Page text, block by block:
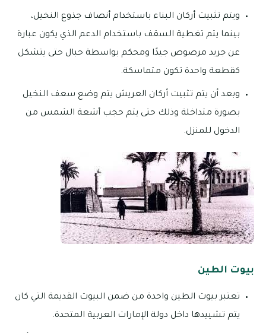
ويتم تثبيت أركان البناء باستخدام أنصاف جذوع النخيل،
بينما يتم تغطية السقف باستخدام الدعم الذي يكون عبارة
عن جريد مرصوص جيدًا ومحكم بواسطة حبال حتى يتشكل
كقطعة واحدة تكون متماسكة.
وبعد أن يتم تثبيت أركان العريش يتم وضع سعف النخيل
بصورة متداخلة وذلك حتى يتم حجب أشعة الشمس من
الدخول للمنزل.
بيوت الطين
تعتبر بيوت الطين واحدة من ضمن البيوت القديمة التي كان
يتم تشييدها داخل دولة الإمارات العربية المتحدة.